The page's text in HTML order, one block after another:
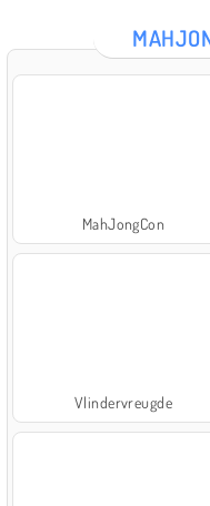
MahJongCon
Vlindervreugde